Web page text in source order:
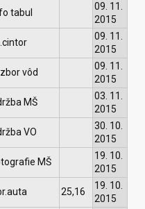
tabul
09. 11.
2015
09. 11.
2015
vôd
09. 11.
2015
MŠ
03. 11.
2015
VO
30. 10.
2015
MŠ
19. 10.
2015
25,16
19. 10.
2015